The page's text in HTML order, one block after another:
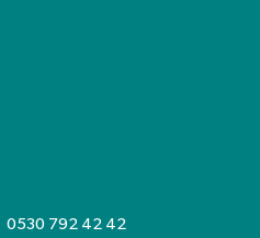
0530 792 42 42